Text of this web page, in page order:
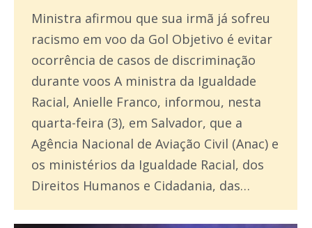
Ministra afirmou que sua irmã já sofreu
racismo em voo da Gol Objetivo é evitar
ocorrência de casos de discriminação
durante voos A ministra da Igualdade
Racial, Anielle Franco, informou, nesta
quarta-feira (3), em Salvador, que a
Agência Nacional de Aviação Civil (Anac) e
os ministérios da Igualdade Racial, dos
Direitos Humanos e Cidadania, das…